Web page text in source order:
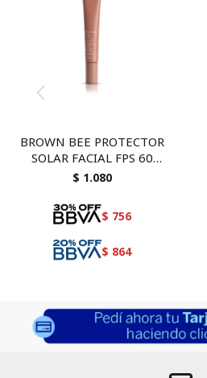
BROWN BEE PROTECTOR
SOLAR FACIAL FPS 60
TONO DARK
$ 1.080
$ 756
$ 864